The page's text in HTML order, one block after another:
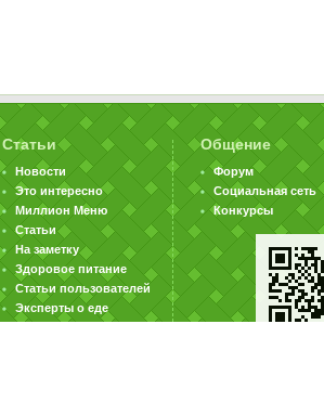
Статьи
Новости
Это интересно
Миллион Меню
Статьи
На заметку
Здоровое питание
Статьи пользователей
Эксперты о еде
Общение
Форум
Социальная сеть
Конкурсы